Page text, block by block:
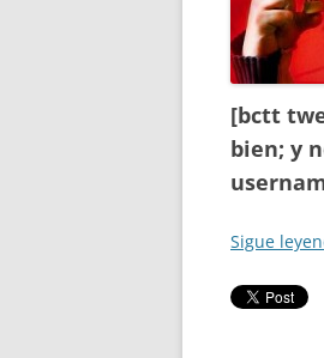
[bctt
bien; y
Sigue